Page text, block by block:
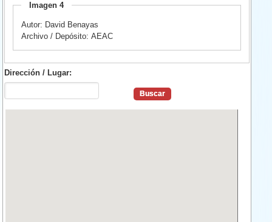
Imagen 4
Autor: David Benayas
Archivo / Depósito: AEAC
Dirección / Lugar: